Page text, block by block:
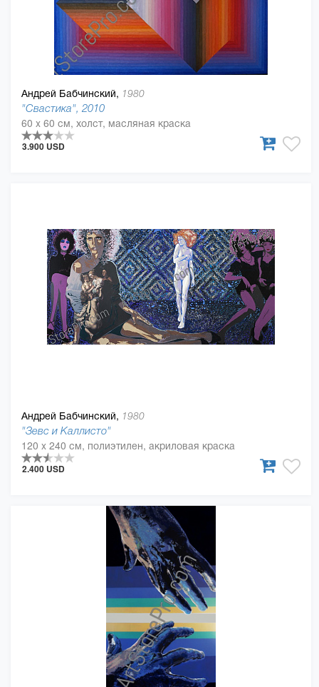
Андрей Бабчинский, 1980
"Свастика", 2010
60 x 60 см, холст, масляная краска
3.900 USD
Андрей Бабчинский, 1980
"Зевс и Каллисто"
120 x 240 см, полиэтилен, акриловая краска
2.400 USD